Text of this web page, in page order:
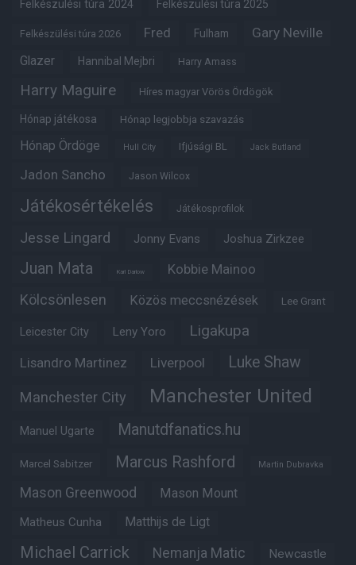
Felkészülési túra 2024 Felkészülési túra 2025
Felkészülési túra 2026 Fred Fulham Gary Neville
Glazer Hannibal Mejbri Harry Amass
Harry Maguire Híres magyar Vörös Ördögök
Hónap játékosa Hónap legjobbja szavazás
Hónap Ördöge Hull City Ifjúsági BL Jack Butland
Jadon Sancho Jason Wilcox
Játékosértékelés Játékosprofilok
Jesse Lingard Jonny Evans Joshua Zirkzee
Juan Mata Karl Darlow Kobbie Mainoo
Kölcsönlesen Közös meccsnézések Lee Grant
Leicester City Leny Yoro Ligakupa
Lisandro Martinez Liverpool Luke Shaw
Manchester City Manchester United
Manuel Ugarte Manutdfanatics.hu
Marcel Sabitzer Marcus Rashford Martin Dubravka
Mason Greenwood Mason Mount
Matheus Cunha Matthijs de Ligt
Michael Carrick Nemanja Matic Newcastle